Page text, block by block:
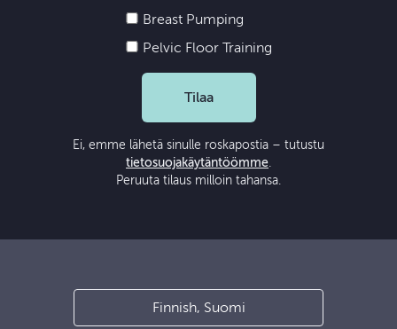
Breast Pumping
Pelvic Floor Training
Tilaa
Ei, emme lähetä sinulle roskapostia – tutustu
tietosuojakäytäntöömme.
Peruuta tilaus milloin tahansa.
Finnish, Suomi